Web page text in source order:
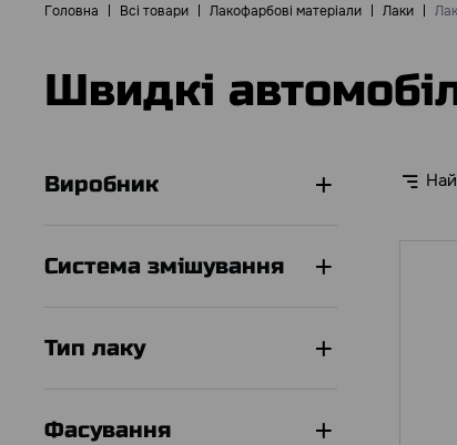
Головна Всі товари Лакофарбові матеріали Лаки
Швидкі
Виробник
Система змішування
Тип лаку
Фасування